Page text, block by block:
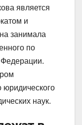
является
и
занимала
по
юридического
наук.